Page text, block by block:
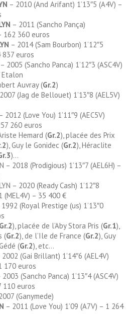
– 2010 (And Arifant) 1’13″5 (A4V) –
– 2011 (Sancho Pança)
162 360 euros
– 2014 (Sam Bourbon) 1’12″5
837 euros
– 2005 (Sancho Panca) 1’12″3 (ASC4V)
Auvray (Gr.2)
(Jag de Bellouet) 1’13″8 (AEL5V)
– 2012 (Love You) 1’11″9 (AEC5V)
260 euros
Hemard (Gr.2), placée des Prix
), Guy le Gonidec (Gr.2), Héraclite
)…
– 2018 (Prodigious) 1’13″7 (AEL6H) –
– 2020 (Ready Cash) 1’12″8
(MEL4V) – 35 400 €
1992 (Royal Prestige (us) 1’13″0
Gr.2), placée de l’Aby Stora Pris (Gr.1),
(Gr.2), de l’Ile de France (Gr.2), Guy
(Gr.2), etc…
2002 (Gai Brillant) 1’14″6 (AEL4V)
170 euros
2003 (Sancho Panca) 1’13″4 (ASC4V)
110 euros
(Ganymede)
– 2011 (Love You) 1’09 (A7V) – 1 264